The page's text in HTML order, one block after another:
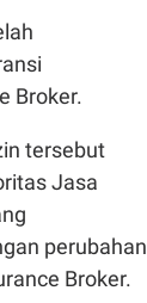
Broker.
tersebut
Jasa
perubahan
Broker.